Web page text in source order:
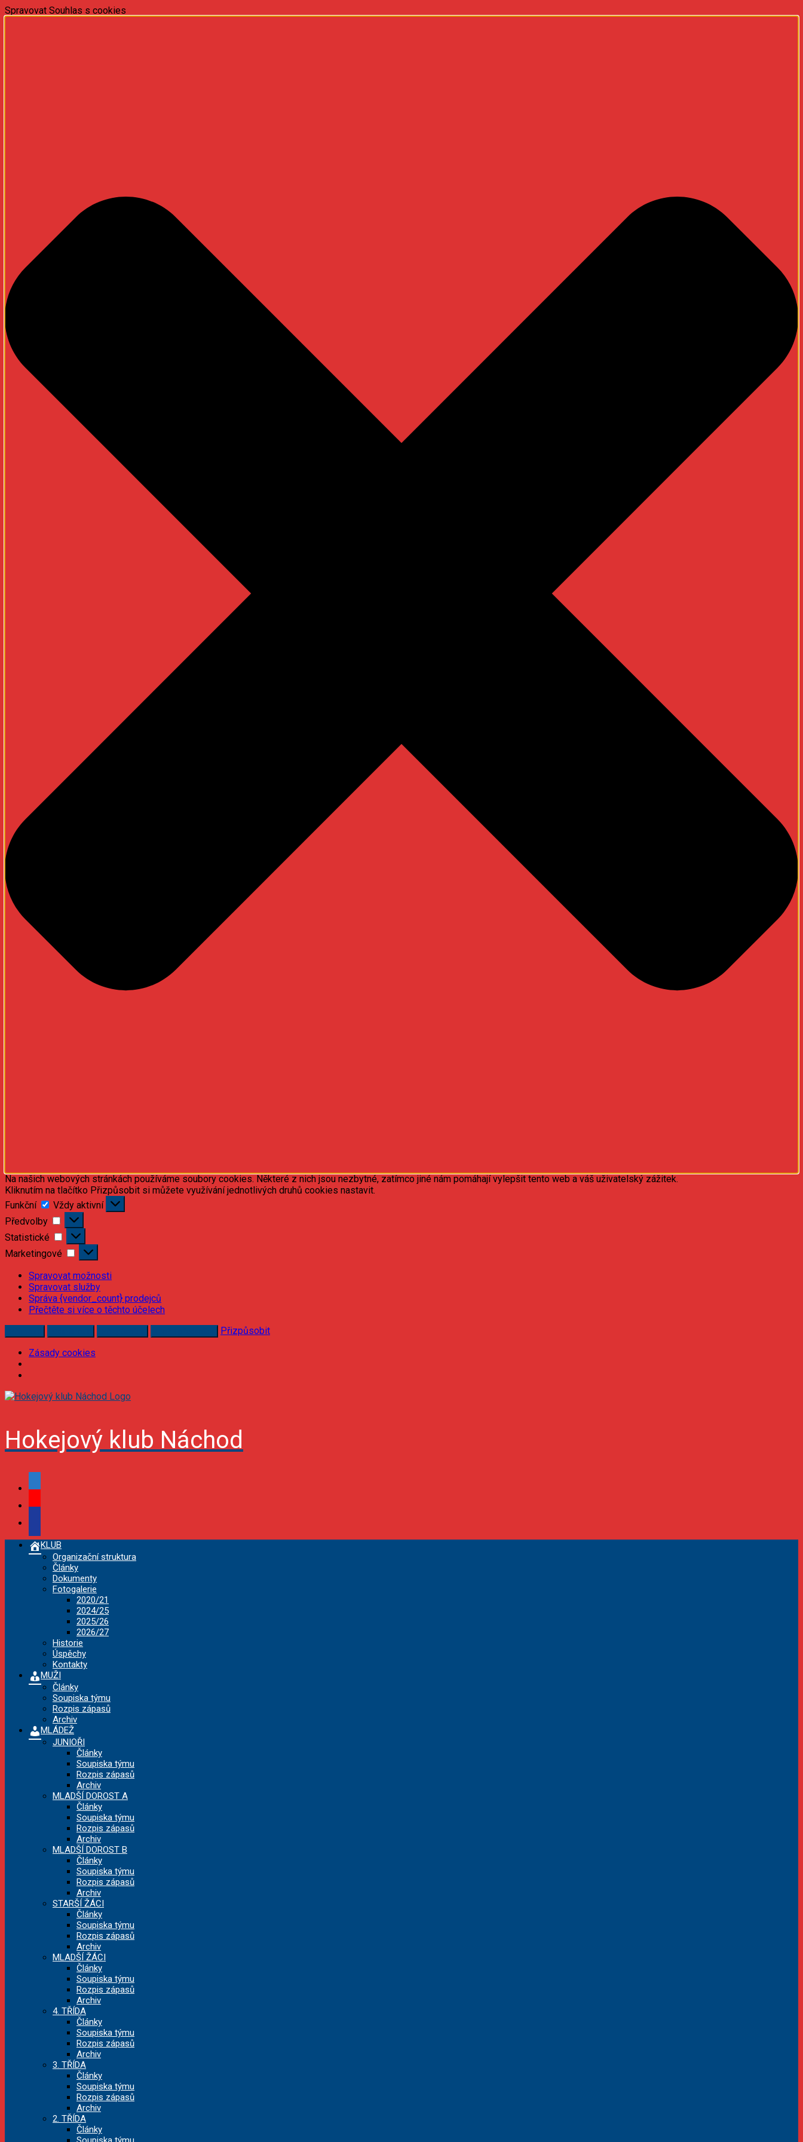
Spravovat Souhlas s cookies
Na našich webových stránkách používáme soubory cookies. Některé z nich jsou nezbytné, zatímco jiné nám pomáhají vylepšit tento web a váš uživatelský zážitek.
Kliknutím na tlačítko Přizpůsobit si můžete využívání jednotlivých druhů cookies nastavit.
Funkční
Funkční
Vždy aktivní
Předvolby
Předvolby
Statistické
Statistické
Marketingové
Marketingové
Spravovat možnosti
Spravovat služby
Správa {vendor_count} prodejců
Přečtěte si více o těchto účelech
Přizpůsobit
Zásady cookies
Skip
Hokejový klub Náchod
KLUB
Organizační struktura
Články
Dokumenty
Fotogalerie
2020/21
2024/25
2025/26
2026/27
Historie
Úspěchy
Kontakty
MUŽI
Články
Soupiska týmu
Rozpis zápasů
Archiv
MLÁDEŽ
JUNIOŘI
Články
Soupiska týmu
Rozpis zápasů
Archiv
MLADŠÍ DOROST A
Články
Soupiska týmu
Rozpis zápasů
Archiv
MLADŠÍ DOROST B
Články
Soupiska týmu
Rozpis zápasů
Archiv
STARŠÍ ŽÁCI
Články
Soupiska týmu
Rozpis zápasů
Archiv
MLADŠÍ ŽÁCI
Články
Soupiska týmu
Rozpis zápasů
Archiv
4. TŘÍDA
Články
Soupiska týmu
Rozpis zápasů
Archiv
3. TŘÍDA
Články
Soupiska týmu
Rozpis zápasů
Archiv
2. TŘÍDA
Články